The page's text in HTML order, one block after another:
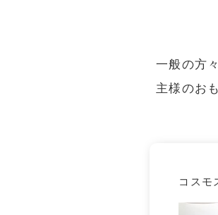
6つの特長
こすもす
ご葬儀・家族葬の
⼀般の⽅
主様のお
コスモ